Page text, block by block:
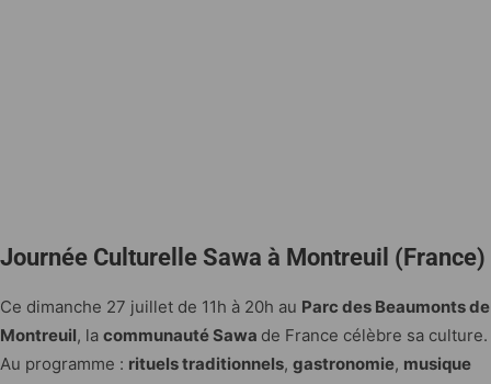
Journée Culturelle Sawa à Montreuil (France)
Ce dimanche 27 juillet de 11h à 20h au Parc des Beaumonts de
Montreuil, la communauté Sawa de France célèbre sa culture.
Au programme : rituels traditionnels, gastronomie, musique